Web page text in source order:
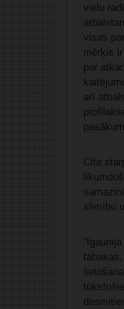
vielu
visas
mērķis
par
arī
Cita
slimību